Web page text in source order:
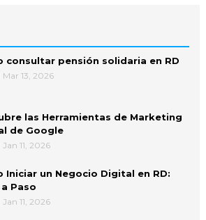
consultar pensión solidaria en RD
Mar 13, 2026
las Herramientas de Marketing
de Google
Jan 11, 2026
Iniciar un Negocio Digital en RD:
Paso
Jan 11, 2026